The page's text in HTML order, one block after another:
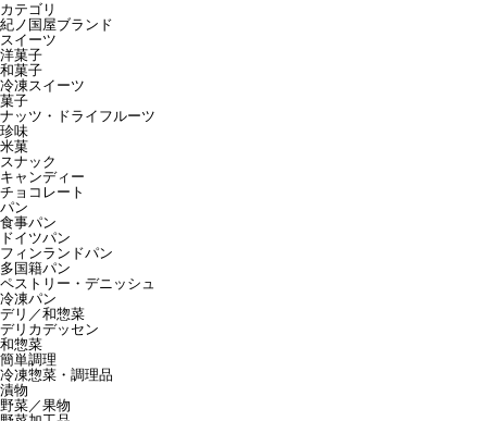
カテゴリ
紀ノ国屋ブランド
スイーツ
洋菓子
和菓子
冷凍スイーツ
菓子
ナッツ・ドライフルーツ
珍味
米菓
スナック
キャンディー
チョコレート
パン
食事パン
ドイツパン
フィンランドパン
多国籍パン
ペストリー・デニッシュ
冷凍パン
デリ／和惣菜
デリカデッセン
和惣菜
簡単調理
冷凍惣菜・調理品
漬物
野菜／果物